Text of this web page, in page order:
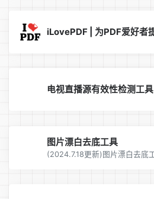
电视直播源有效性检测工具
图片漂白去底工具